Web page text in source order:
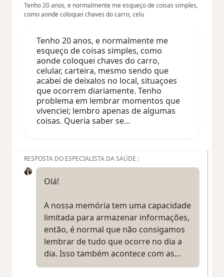
Tenho 20 anos, e normalmente me esqueço de coisas simples,
como aonde coloquei chaves do carro, celu
Tenho 20 anos, e normalmente me
esqueço de coisas simples, como
aonde coloquei chaves do carro,
celular, carteira, mesmo sendo que
acabei de deixalos no local, situaçoes
que ocorrem diariamente. Tenho
problema em lembrar momentos que
vivenciei; lembro apenas de algumas
coisas. Queria saber se…
RESPOSTA DO ESPECIALISTA DA SAÚDE :
Olá!
A nossa memória tem uma capacidade
limitada para armazenar informações,
então, é normal que não consigamos
lembrar de tudo que ocorre no dia a
dia. Isso também acontece com as…